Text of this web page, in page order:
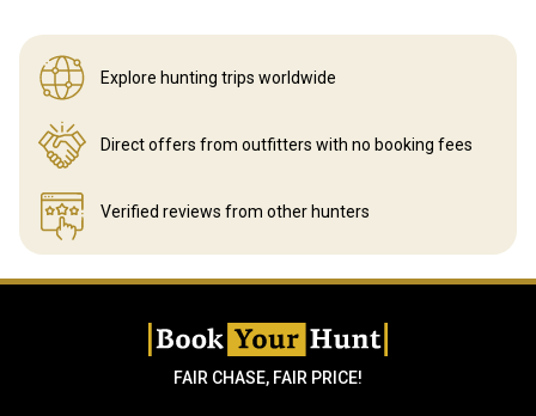
Explore hunting trips worldwide
Direct offers from outfitters with no booking fees
Verified reviews from other hunters
FAIR CHASE, FAIR PRICE!